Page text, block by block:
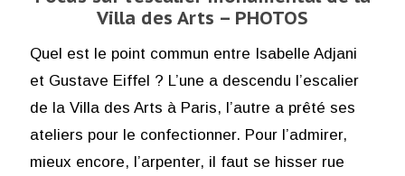
Villa des Arts – PHOTOS
Quel est le point commun entre Isabelle Adjani
et Gustave Eiffel ? L’une a descendu l’escalier
de la Villa des Arts à Paris, l’autre a prêté ses
ateliers pour le confectionner. Pour l’admirer,
mieux encore, l’arpenter, il faut se hisser rue